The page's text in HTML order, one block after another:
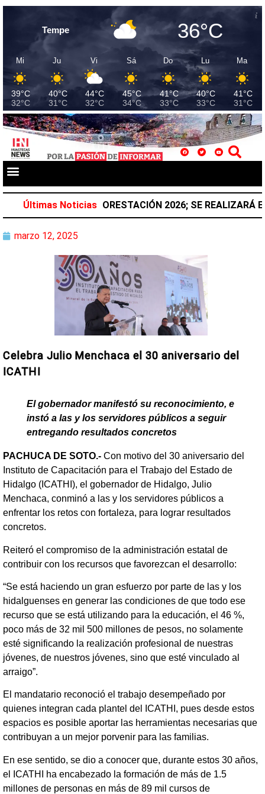
Tempe 36°C
Mi
39°C
32°C
Ju
40°C
31°C
Vi
44°C
32°C
Sá
45°C
34°C
Do
41°C
33°C
Lu
40°C
33°C
Ma
41°C
31°C
Últimas Noticias
NACIONAL DE REFORESTACIÓN 2026; SE REALIZARÁ EL
marzo 12, 2025
Celebra Julio Menchaca el 30 aniversario del
ICATHI
El gobernador manifestó su reconocimiento, e
instó a las y los servidores públicos a seguir
entregando resultados concretos
PACHUCA DE SOTO.- Con motivo del 30 aniversario del
Instituto de Capacitación para el Trabajo del Estado de
Hidalgo (ICATHI), el gobernador de Hidalgo, Julio
Menchaca, conminó a las y los servidores públicos a
enfrentar los retos con fortaleza, para lograr resultados
concretos.
Reiteró el compromiso de la administración estatal de
contribuir con los recursos que favorezcan el desarrollo:
“Se está haciendo un gran esfuerzo por parte de las y los
hidalguenses en generar las condiciones de que todo ese
recurso que se está utilizando para la educación, el 46 %,
poco más de 32 mil 500 millones de pesos, no solamente
esté significando la realización profesional de nuestras
jóvenes, de nuestros jóvenes, sino que esté vinculado al
arraigo”.
El mandatario reconoció el trabajo desempeñado por
quienes integran cada plantel del ICATHI, pues desde estos
espacios es posible aportar las herramientas necesarias que
contribuyan a un mejor porvenir para las familias.
En ese sentido, se dio a conocer que, durante estos 30 años,
el ICATHI ha encabezado la formación de más de 1.5
millones de personas en más de 89 mil cursos de